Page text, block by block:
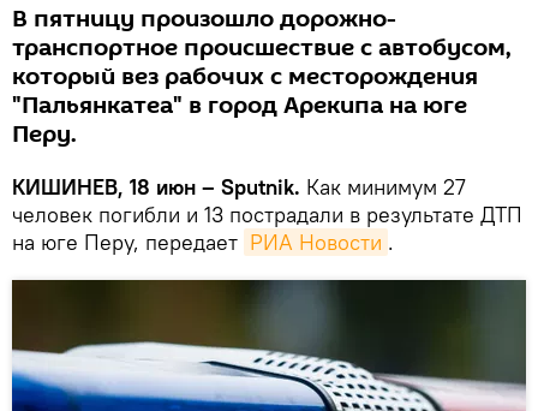
В пятницу произошло дорожно-
транспортное происшествие с автобусом,
который вез рабочих с месторождения
"Пальянкатеа" в город Арекипа на юге
Перу.
КИШИНЕВ, 18 июн – Sputnik. Как минимум 27
человек погибли и 13 пострадали в результате ДТП
на юге Перу, передает РИА Новости .